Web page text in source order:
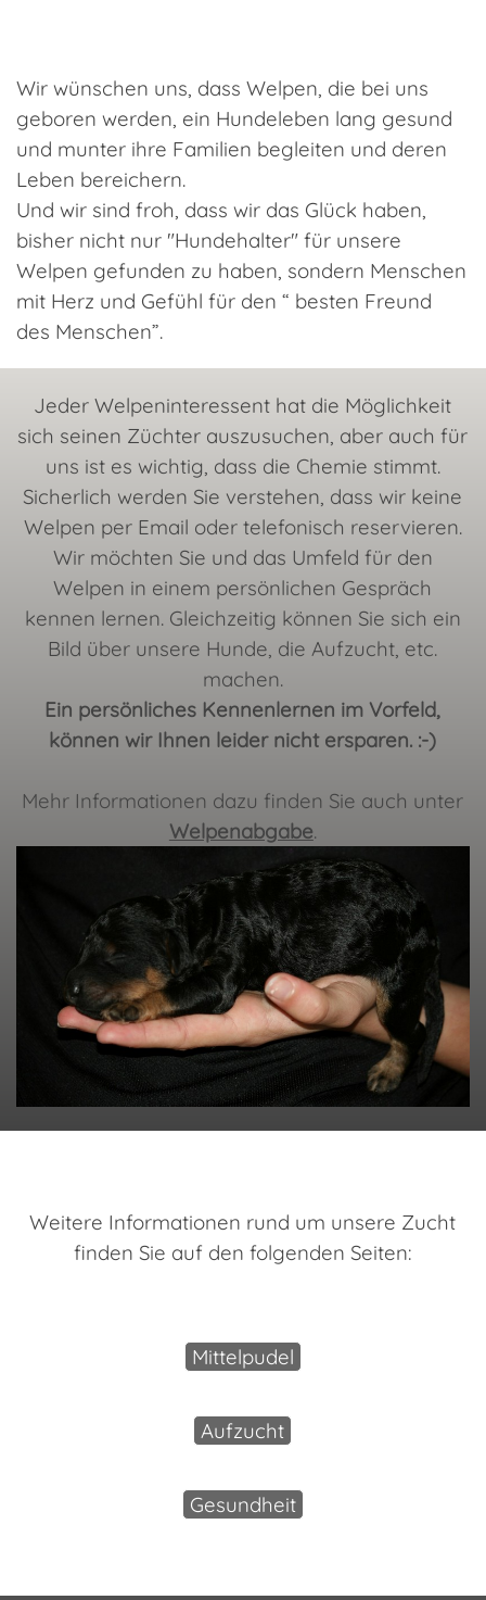
Wir wünschen uns, dass Welpen, die bei uns
geboren werden, ein Hundeleben lang gesund
und munter ihre Familien begleiten und deren
Leben bereichern.
Und wir sind froh, dass wir das Glück haben,
bisher nicht nur "Hundehalter" für unsere
Welpen gefunden zu haben, sondern Menschen
mit Herz und Gefühl für den “ besten Freund
des Menschen”.
Jeder Welpeninteressent hat die Möglichkeit
sich seinen Züchter auszusuchen, aber auch für
uns ist es wichtig, dass die Chemie stimmt.
Sicherlich werden Sie verstehen, dass wir keine
Welpen per Email oder telefonisch reservieren.
Wir möchten Sie und das Umfeld für den
Welpen in einem persönlichen Gespräch
kennen lernen. Gleichzeitig können Sie sich ein
Bild über unsere Hunde, die Aufzucht, etc.
machen.
Ein persönliches Kennenlernen im Vorfeld,
können wir Ihnen leider nicht ersparen. :-)
Mehr Informationen dazu finden Sie auch unter
Welpenabgabe.
Weitere Informationen rund um unsere Zucht
finden Sie auf den folgenden Seiten:
Mittelpudel
Aufzucht
Gesundheit